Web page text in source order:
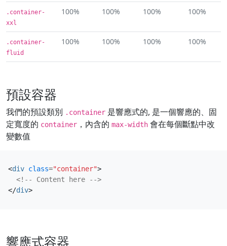
.container-
xxl
100% 100% 100% 100%
.container-
fluid
100% 100% 100% 100%
預設容器
我們的預設類別 .container 是響應式的, 是一個響應的、固
定寬度的 container ，內含的 max-width 會在每個斷點中改
變數值
<div class="container">
<!-- Content here -->
</div>
響應式容器